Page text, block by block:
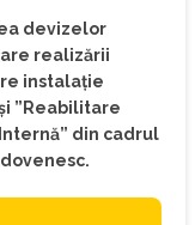
devizelor
realizării
instalație
”Reabilitare
din cadrul